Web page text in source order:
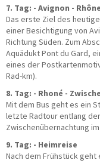
7. Tag: - Avignon -
Das erste Ziel des
einer Besichtigung von
Richtung Süden. Zum
Aquädukt Pont du Gard,
eines der
Rad-km).
8. Tag: - Rhoné -
Mit dem Bus geht es ein
letzte Radtour entlang
Zwischenübernachtung
9. Tag: - Heimreise
Nach dem Frühstück geht